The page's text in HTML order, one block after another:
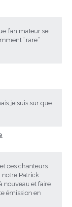
l’animateur se
“rare”
je suis sur que
ces chanteurs
notre Patrick
nouveau et faire
émission en